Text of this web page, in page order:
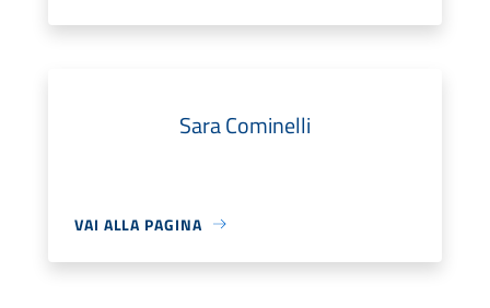
Sara Cominelli
VAI ALLA PAGINA